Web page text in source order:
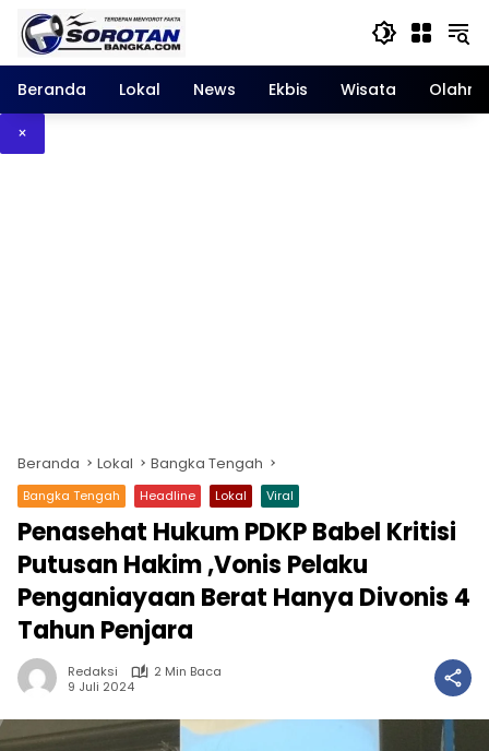
Langsung
konten
Beranda
Lokal News Ekbis Wisata
×
Beranda Lokal Bangka Tengah
Bangka Tengah Headline Lokal Viral
Penasehat Hukum PDKP Babel Kritisi
Putusan Hakim ,Vonis Pelaku
Penganiayaan Berat Hanya Divonis 4
Tahun Penjara
Redaksi
2 Min Baca
9 Juli 2024